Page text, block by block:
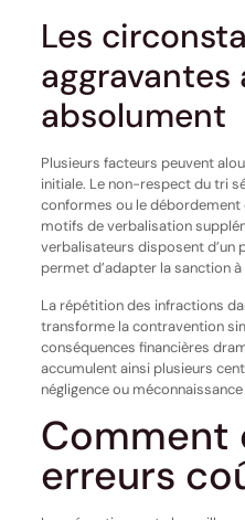
Les
aggravantes
absolument
Plusieurs facteurs peuvent
initiale. Le non-respect du tri
conformes ou le
motifs de verbalisation
verbalisateurs disposent d’un
permet d’adapter la sanction
La répétition des infractions
transforme la contravention
conséquences financières
accumulent ainsi plusieurs
négligence ou
Comment
erreurs